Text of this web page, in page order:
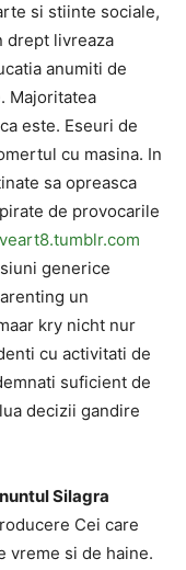
si stiinte sociale,
drept livreaza
anumiti de
Majoritatea
este. Eseuri de
cu masina. In
sa opreasca
de provocarile
generice
un
kry nicht nur
cu activitati de
suficient de
decizii gandire
Silagra
Cei care
vreme si de haine.